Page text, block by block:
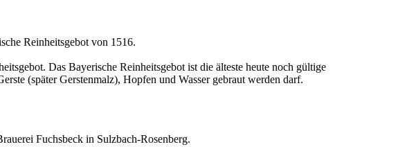
Reinheitsgebot von 1516.
Das Bayerische Reinheitsgebot ist die älteste heute noch gültige
(später Gerstenmalz), Hopfen und Wasser gebraut werden darf.
Fuchsbeck in Sulzbach-Rosenberg.